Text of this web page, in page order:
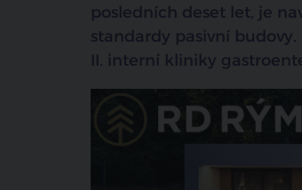
posledních deset let, je
standardy pasivní
II. interní kliniky